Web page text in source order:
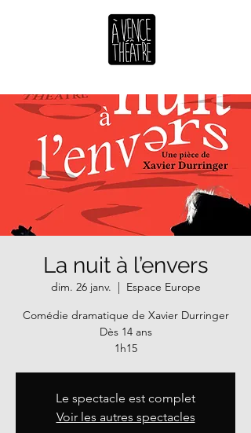
La nuit à l’envers
dim. 26 janv.
  |
Espace Europe
Comédie dramatique de Xavier Durringer
Dès 14 ans
1h15
Le spectacle est complet
Voir les autres spectacles